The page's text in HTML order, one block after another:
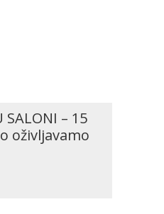
SALONI – 15
oživljavamo